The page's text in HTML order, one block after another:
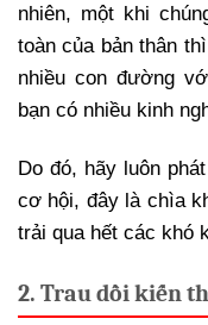
nhiên, một khi
toàn của bản thân
nhiều con đường
bạn có nhiều kinh
Do đó, hãy luôn
cơ hội, đây là chìa
trải qua hết các khó
2. Trau dồi kiến